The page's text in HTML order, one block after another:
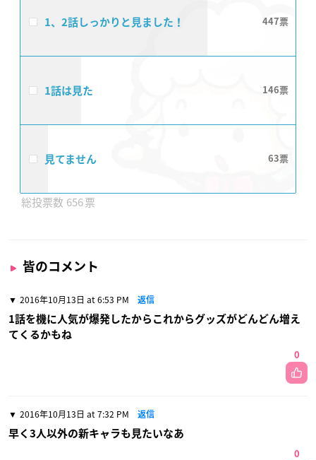
1、2話しっかりと見ました！ 447
1話は見た 146
見てません 63
656
皆のコメント
2016年10月13日 at 6:53 PM 返信
1話を機に人気が爆発したからこれからグッズがどんどん増え
てくるかもね
0
2016年10月13日 at 7:32 PM 返信
早く3人以外の新キャラも見たいなあ
0